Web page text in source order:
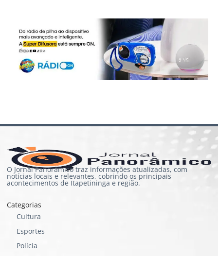
O Jornal Panorâmico traz informações atualizadas, com
notícias locais e relevantes, cobrindo os principais
acontecimentos de Itapetininga e região.
Categorias
Cultura
Esportes
Polícia